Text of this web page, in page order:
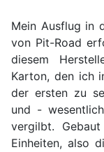
Mein Ausflug in
von Pit-Road
diesem
Karton, den ich
der ersten zu
und -
vergilbt.
Einheiten, also